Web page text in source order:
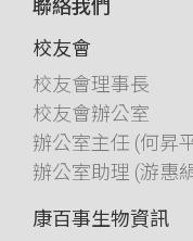
聯絡我們
校友會
校友會理事長
校友會辦公室
辦公室主任 (何昇
辦公室助理 (游惠
康百事生物資訊